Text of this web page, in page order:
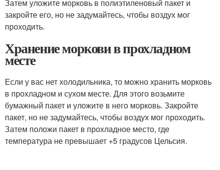
Затем уложите морковь в полиэтиленовый пакет и
закройте его, но не задумайтесь, чтобы воздух мог
проходить.
Хранение моркови в прохладном
месте
Если у вас нет холодильника, то можно хранить морковь
в прохладном и сухом месте. Для этого возьмите
бумажный пакет и уложите в него морковь. Закройте
пакет, но не задумайтесь, чтобы воздух мог проходить.
Затем положи пакет в прохладное место, где
температура не превышает +5 градусов Цельсия.